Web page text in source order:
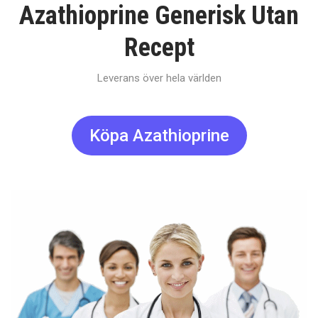
Azathioprine Generisk Utan
Recept
Leverans över hela världen
Köpa Azathioprine